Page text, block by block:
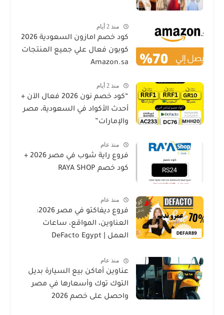
منذ 2 أيام
كود خصم امازون السعودية 2026
كوبون فعال علي جميع المنتجات
Amazon.sa
منذ 2 أيام
“كود خصم نون 2026 فعال الآن +
أحدث الأكواد في السعودية، مصر
والإمارات”
منذ عام
فروع راية شوب في مصر 2026 +
كود خصم RAYA SHOP
منذ عام
فروع ديفاكتو في مصر 2026:
العناوين، المواقع، ساعات
العمل | DeFacto Egypt
منذ عام
عناوين أماكن بيع السيارة بديل
التوك توك وأسعارها في مصر
واحصل على خصم 2026